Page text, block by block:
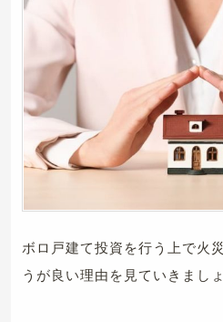
ボロ戸建て投資を行う上で火
うが良い理由を見ていきましょ